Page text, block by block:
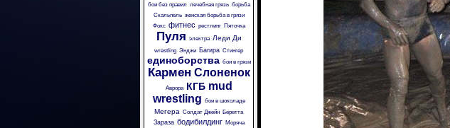
бои без правил лечебная грязь борьба
Скальпель женская борьба в грязи
Фокс фитнес рестлинг Пяточка
Пуля электра Леди Ди
wrestling Энджи Багира Стингер
единоборства бои в грязи
Кармен Слоненок
Аврора КГБ mud
wrestling бои в шоколаде
Мегера Солдат Джейн Беретта
Зараза бодибилдинг Моряча